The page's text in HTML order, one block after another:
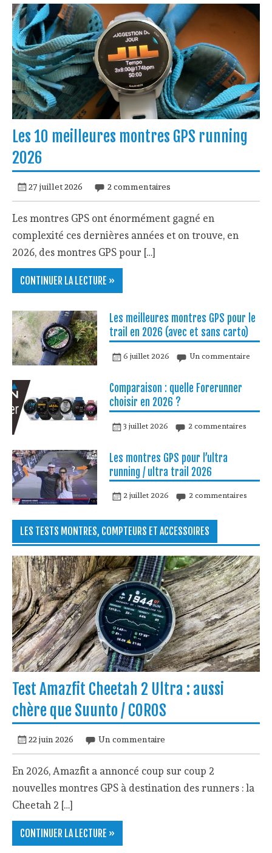
Les 10 meilleures montres GPS running
2026
27 juillet 2026 2 commentaires
Les montres GPS ont énormément gagné en
complexité ces dernières années et on trouve, en
2026, des montres GPS pour […]
CONTINUER LA LECTURE »
Les meilleures montres GPS pour le
trail en 2026 (avec et sans carto)
6 juillet 2026 Un commentaire
Comparaison : quelle Forerunner
choisir en 2026 ?
3 juillet 2026 2 commentaires
Les montres GPS pour l’ultra
running / ultra trail 2026
2 juillet 2026 2 commentaires
LES TESTS MONTRES, COMPTEURS ET ACCESSOIRES
Test Amazfit Cheetah 2 Ultra : aussi
chère que Suunto / COROS
22 juin 2026 Un commentaire
En 2026, Amazfit a annoncé coup sur coup 2
nouvelles montres GPS à destination des runners : la
Cheetah 2 […]
CONTINUER LA LECTURE »